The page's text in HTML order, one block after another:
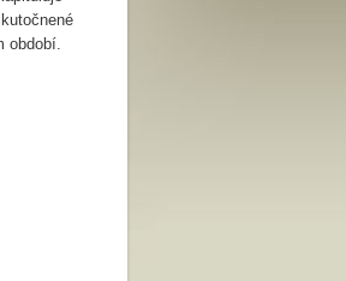
období.